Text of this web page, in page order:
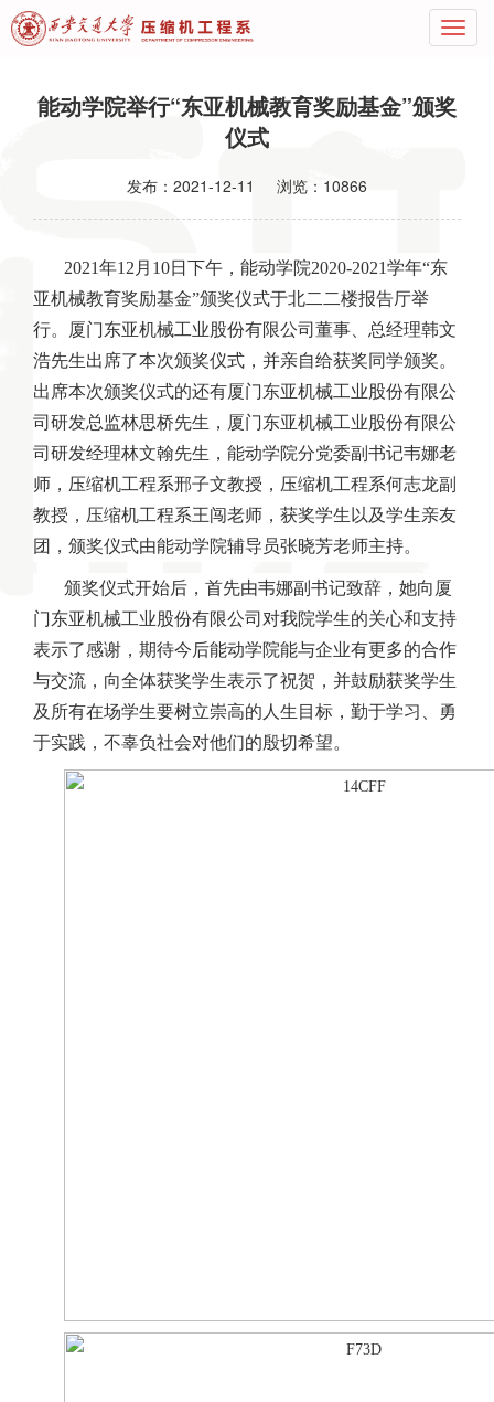
能动学院举行“东亚机械教育奖励基金”颁奖
仪式
发布： 2021-12-11 浏览： 10866
2021年12月10日下午，能动学院2020-2021学年“东
亚机械教育奖励基金”颁奖仪式于北二二楼报告厅举
行。厦门东亚机械工业股份有限公司董事、总经理韩文
浩先生出席了本次颁奖仪式，并亲自给获奖同学颁奖。
出席本次颁奖仪式的还有厦门东亚机械工业股份有限公
司研发总监林思桥先生，厦门东亚机械工业股份有限公
司研发经理林文翰先生，能动学院分党委副书记韦娜老
师，压缩机工程系邢子文教授，压缩机工程系何志龙副
教授，压缩机工程系王闯老师，获奖学生以及学生亲友
团，颁奖仪式由能动学院辅导员张晓芳老师主持。
颁奖仪式开始后，首先由韦娜副书记致辞，她向厦
门东亚机械工业股份有限公司对我院学生的关心和支持
表示了感谢，期待今后能动学院能与企业有更多的合作
与交流，向全体获奖学生表示了祝贺，并鼓励获奖学生
及所有在场学生要树立崇高的人生目标，勤于学习、勇
于实践，不辜负社会对他们的殷切希望。